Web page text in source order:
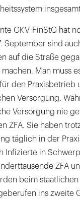
GKV-FinStG hat
September sind
auf die Straße
Man muss
den Praxisbetrieb
Versorgung.
Versorgung nie
ZFA. Sie haben
täglich in der
Infizierte in
ZFA
beim
ins zweite